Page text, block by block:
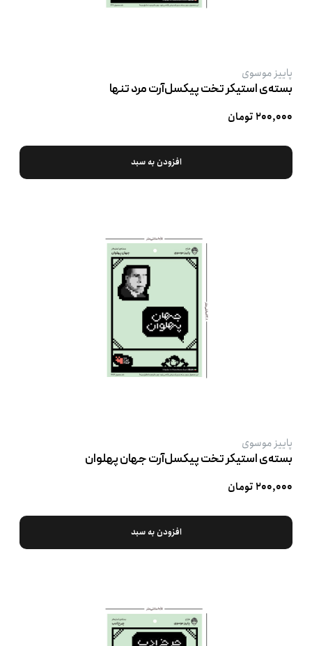
پاییز موسوی
بسته‌ی استیکر تخت پیکسل‌آرت مرد تنها
۲۰۰,۰۰۰ تومان
افزودن به سبد
پاییز موسوی
بسته‌ی استیکر تخت پیکسل‌آرت جهان پهلوان
۲۰۰,۰۰۰ تومان
افزودن به سبد